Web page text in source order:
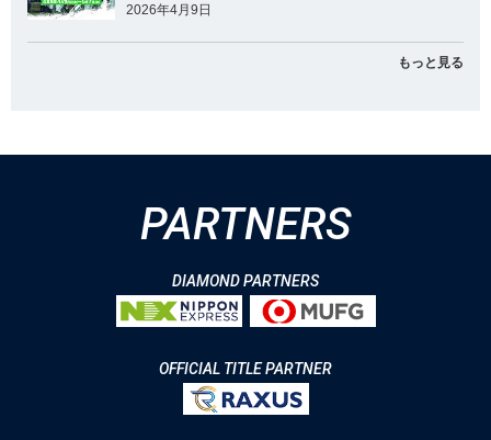
2026年4月9日
もっと見る
PARTNERS
DIAMOND PARTNERS
OFFICIAL TITLE PARTNER